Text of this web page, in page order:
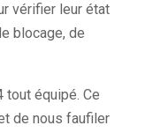
vérifier leur état
blocage, de
tout équipé. Ce
de nous faufiler